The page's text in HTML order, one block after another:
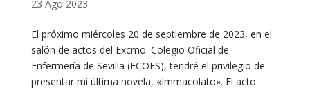
23 Ago 2023
El próximo miércoles 20 de septiembre de 2023, en el
salón de actos del Excmo. Colegio Oficial de
Enfermería de Sevilla (ECOES), tendré el privilegio de
presentar mi última novela, «Immacolato». El acto